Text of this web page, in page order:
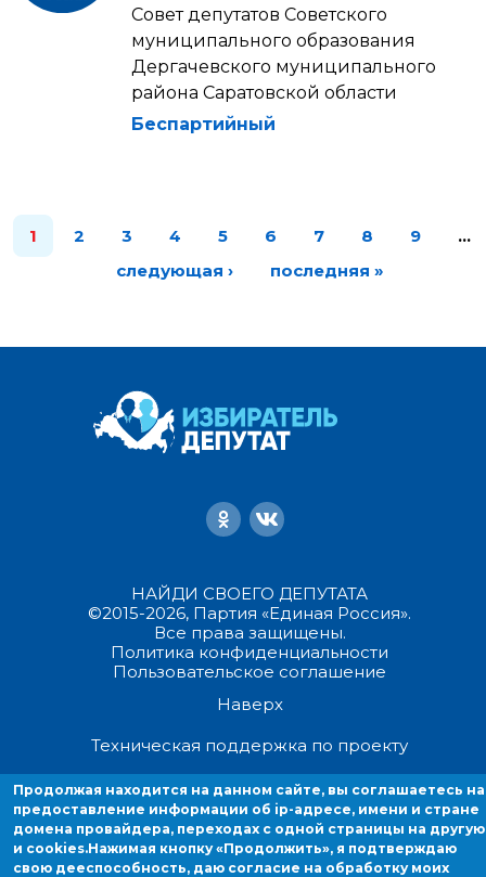
Совет депутатов Советского
муниципального образования
Дергачевского муниципального
района Саратовской области
Беспартийный
1 2 3 4 5 6 7 8 9
…
следующая ›
последняя »
НАЙДИ СВОЕГО ДЕПУТАТА
©2015-2026, Партия «Единая Россия».
Все права защищены.
Политика конфиденциальности
Пользовательское соглашение
Наверх
Техническая поддержка по проекту
Продолжая находиться на данном сайте, вы соглашаетесь на
предоставление информации об ip-адресе, имени и стране домена
провайдера, переходах с одной страницы на другую и cookies.
Продолжая находится на данном сайте, вы соглашаетесь на
предоставление информации об ip-адресе, имени и стране
домена провайдера, переходах с одной страницы на другую
и cookies.Нажимая кнопку «Продолжить», я подтверждаю
свою дееспособность, даю согласие на обработку моих